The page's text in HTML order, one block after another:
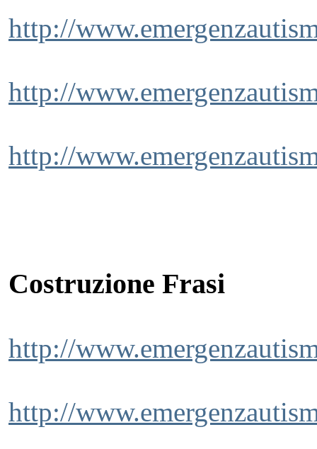
http://
http://
http://
Costruzione Frasi
http://
http://